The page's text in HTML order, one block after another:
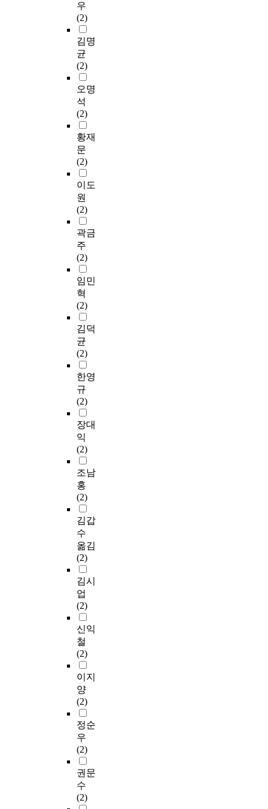
우
(2)
김명
균
(2)
오명
석
(2)
황재
문
(2)
이도
원
(2)
곽금
주
(2)
임민
혁
(2)
김덕
균
(2)
한영
규
(2)
장대
익
(2)
조남
홍
(2)
김갑
수
옮김
(2)
김시
업
(2)
신익
철
(2)
이지
양
(2)
정순
우
(2)
권문
수
(2)